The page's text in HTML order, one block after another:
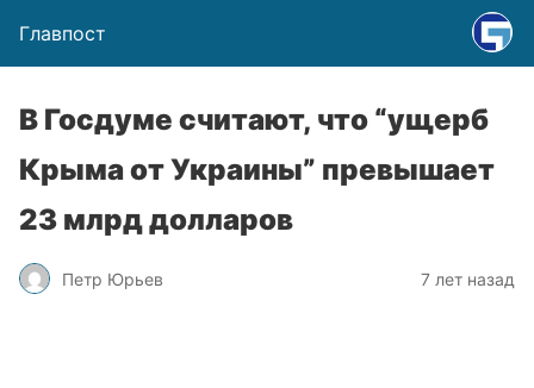
Главпост
В Госдуме считают, что “ущерб
Крыма от Украины” превышает
23 млрд долларов
Петр Юрьев 7 лет назад